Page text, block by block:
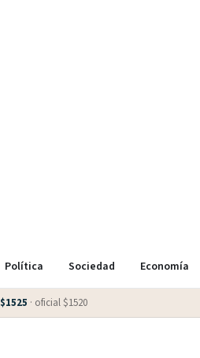
Política Sociedad Economía
$1525 · oficial $1520